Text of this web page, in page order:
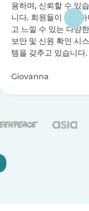
용하며, 신뢰할 수 있습
니다. 회원들이 안전
고 느낄 수 있는 다양한
보안 및 신원 확인 시스
템을 갖추고 있습니다.
Giovanna